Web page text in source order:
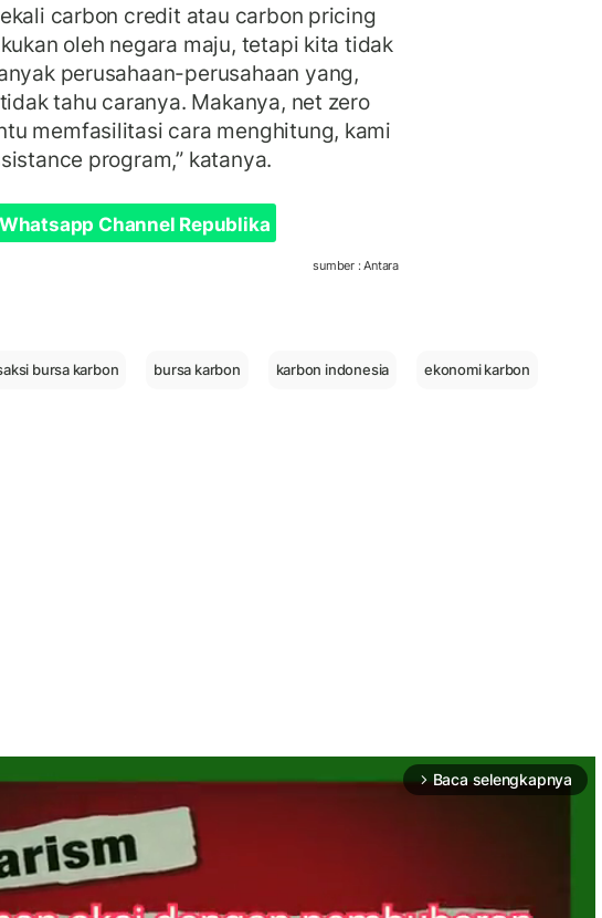
carbon credit atau carbon pricing
oleh negara maju, tetapi kita tidak
perusahaan-perusahaan yang,
tahu caranya. Makanya, net zero
memfasilitasi cara menghitung, kami
program,” katanya.
Channel Republika
sumber : Antara
bursa karbon bursa karbon karbon indonesia ekonomi karbon
arrow_forward_ios Baca selengkapnya